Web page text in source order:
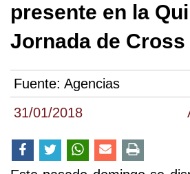
31/01/2018
presente en la
Jornada de Cross
Fuente: Agencias